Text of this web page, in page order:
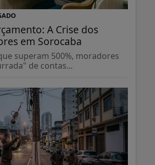
A Crise dos
em Sorocaba
superam 500%, moradores
de contas...